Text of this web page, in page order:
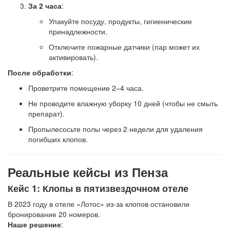
За 2 часа:
Упакуйте посуду, продукты, гигиенические
принадлежности.
Отключите пожарные датчики (пар может их
активировать).
После обработки:
Проветрите помещение 2–4 часа.
Не проводите влажную уборку 10 дней (чтобы не смыть
препарат).
Пропылесосьте полы через 2 недели для удаления
погибших клопов.
Реальные кейсы из Пенза
Кейс 1: Клопы в пятизвездочном отеле
В 2023 году в отеле «Лотос» из-за клопов остановили
бронирование 20 номеров.
Наше решение: